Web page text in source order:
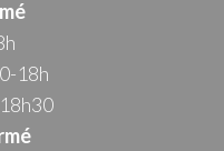
18h